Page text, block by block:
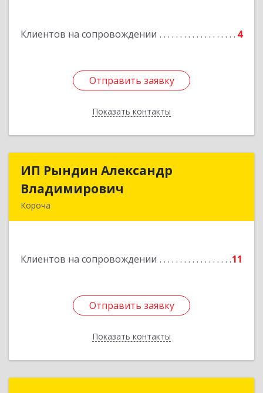
Клиентов на сопровождении 4
Отправить заявку
Показать контакты
Отправить заявку
Назад
ИП Рындин Александр
Владимирович
Короча
Клиентов на сопровождении 11
Отправить заявку
Показать контакты
ИП Рындин Александр
Подробнее
Отправить заявку
Назад